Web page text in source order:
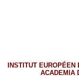
INSTITUT EUROPÉEN
ACADEMIA